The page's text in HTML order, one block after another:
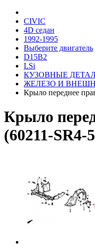
CIVIC
4D седан
1992-1995
Выберите двигатель
D15B2
LSi
КУЗОВНЫЕ
ЖЕЛЕЗО И
Крыло переднее
Крыло
(60211-SR4-